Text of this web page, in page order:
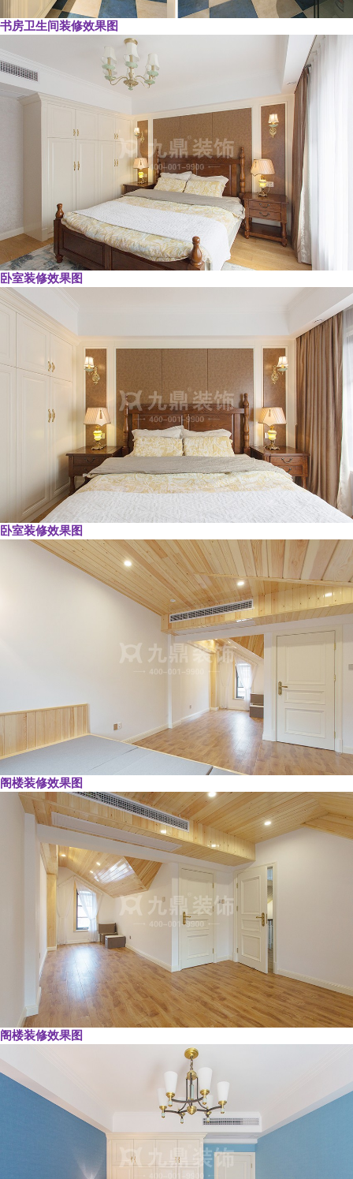
书房卫生间装修效果图
卧室装修效果图
卧室装修效果图
阁楼装修效果图
阁楼装修效果图